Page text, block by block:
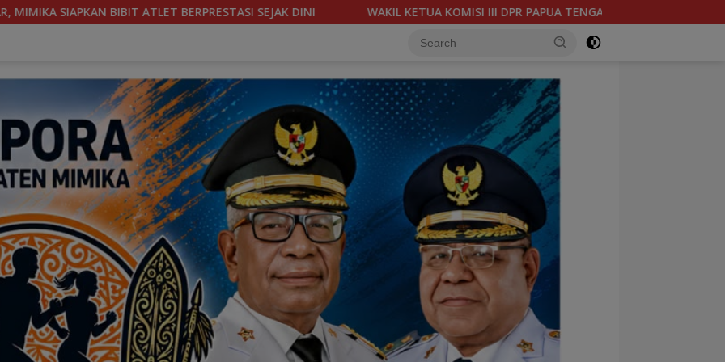
SEJAK DINI WAKIL KETUA KOMISI III DPR PAPUA TENGAH YOHANIS FELIX HELYANAN KUNKER KE PPI POUMAKO